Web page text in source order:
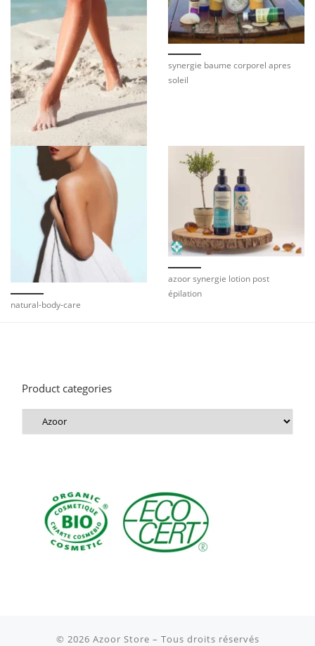
synergie baume corporel apres
soleil
natural-body-care
azoor synergie lotion post
épilation
Product categories
© 2026 Azoor Store – Tous droits réservés